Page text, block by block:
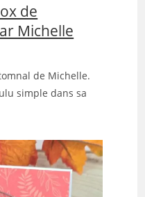
de
Michelle
de Michelle.
simple dans sa